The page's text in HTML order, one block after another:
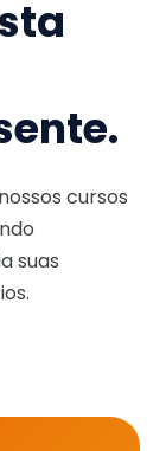
cursos
suas